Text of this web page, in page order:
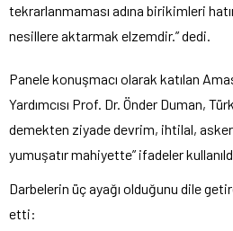
tekrarlanmaması adına birikimleri
nesillere aktarmak elzemdir.” dedi.
Panele konuşmacı olarak katılan
Yardımcısı Prof. Dr. Önder Duman,
demekten ziyade devrim, ihtilal,
yumuşatır mahiyette” ifadeler
Darbelerin üç ayağı olduğunu dile
etti: